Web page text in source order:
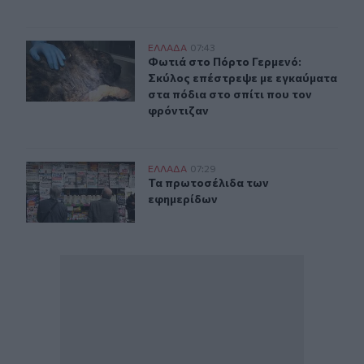
Φωτιά στο Πόρτο Γερμενό: Σκύλος επέστρεψε με
ΕΛΛAΔΑ 07:43
Φωτιά στο Πόρτο Γερμενό: Σκύλος
Φωτιά στο Πόρτο Γερμενό:
Σκύλος επέστρεψε με εγκαύματα
στα πόδια στο σπίτι που τον
φρόντιζαν
Τα πρωτοσέλιδα των εφημερίδων
ΕΛΛAΔΑ 07:29
Τα πρωτοσέλιδα των εφημερίδων
Τα πρωτοσέλιδα των
εφημερίδων